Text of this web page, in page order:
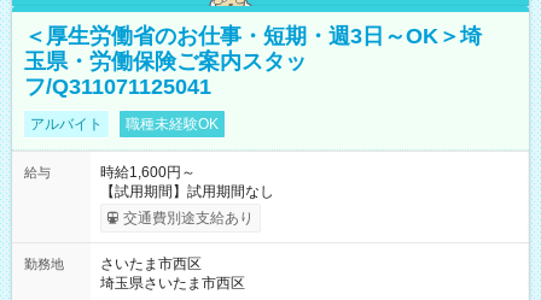
＜厚生労働省のお仕事・短期・週3日～OK＞埼
玉県・労働保険ご案内スタッ
フ/Q311071125041
アルバイト 職種未経験OK
給与
時給1,600円～
【試用期間】試用期間なし
交通費別途支給あり
勤務地
さいたま市西区
埼玉県さいたま市西区